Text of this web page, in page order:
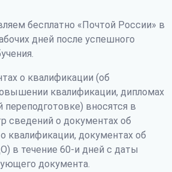
бесплатно «Почтой России» в
дней после успешного
о квалификации (об
квалификации, дипломах
переподготовке) вносятся в
сведений о документах об
квалификации, документах об
в течение 60-и дней с даты
документа.